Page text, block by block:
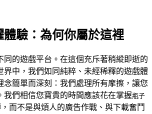
體驗：為何你屬於這裡
同的遊戲平台。在這個充斥著稍縱即逝的
界中，我們如同純粹、未經稀釋的遊戲體
念簡單而深刻：我們處理所有摩擦，讓您
我們相信您寶貴的時間應該花在掌握瓶子
而不是與煩人的廣告作戰、與下載奮鬥